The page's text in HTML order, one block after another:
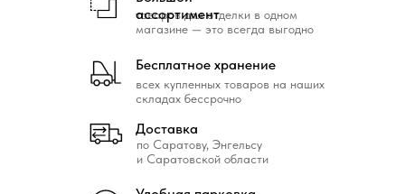
всех купленных товаров на наших
складах бессрочно
Бесплатное хранение
товаров для отделки в одном
магазине — это всегда выгодно
ассортимент
по Саратову, Энгельсу
и Саратовской области
Доставка